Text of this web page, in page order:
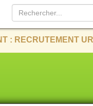
: RECRUTEMENT